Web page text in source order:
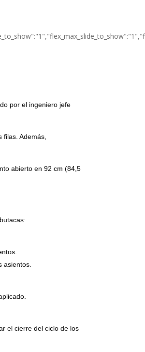
por el ingeniero jefe
Además,
abierto en 92 cm (84,5
asientos.
el cierre del ciclo de los